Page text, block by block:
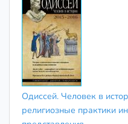
Одиссей. Человек в
религиозные практики